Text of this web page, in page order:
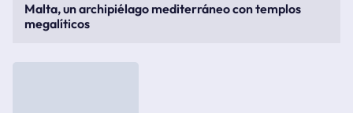
Malta, un archipiélago mediterráneo con templos
megalíticos